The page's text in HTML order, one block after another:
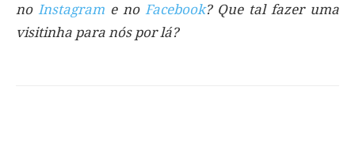
no Instagrame no Facebook? Que tal fazer uma
visitinha para nós por lá?